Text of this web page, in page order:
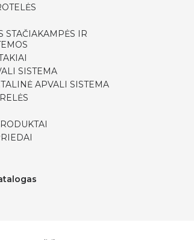
STAČIAKAMPĖS IR
SISTEMA
APVALI SISTEMA